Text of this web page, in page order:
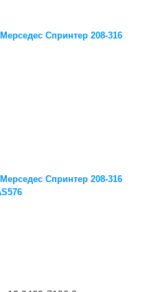
Спринтер 208-316
Спринтер 208-316